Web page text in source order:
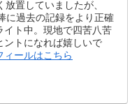
置していましたが、
に過去の記録をより正確
イト中。現地で四苦八苦
ントになれば嬉しいで
ールはこちら